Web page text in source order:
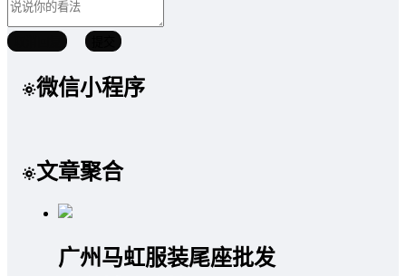
微信小程序
文章聚合
广州马虹服装尾座批发